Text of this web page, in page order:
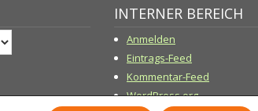
INTERNER BEREICH
Anmelden
Eintrags-Feed
Kommentar-Feed
WordPress.org